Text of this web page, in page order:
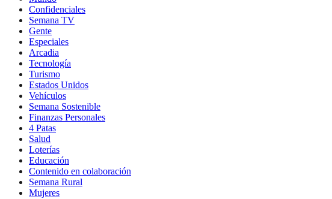
Confidenciales
Semana TV
Gente
Especiales
Arcadia
Tecnología
Turismo
Estados Unidos
Vehículos
Semana Sostenible
Finanzas Personales
4 Patas
Salud
Loterías
Educación
Contenido en colaboración
Semana Rural
Mujeres